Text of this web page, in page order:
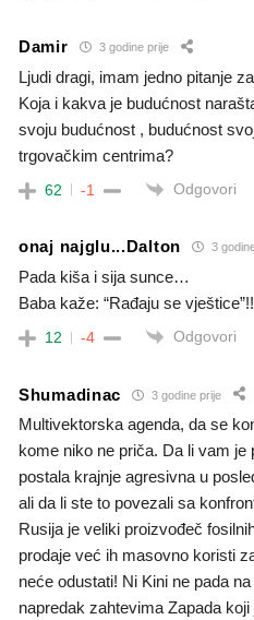
Damir 3 godine prije
Ljudi dragi, imam jedno pitanje
Koja i kakva je budućnost
svoju budućnost , budućnost
trgovačkim centrima?
62 -1 Odgovori
onaj najglu...Dalton 3
Pada kiša i sija sunce…
Baba kaže: “Rađaju se vještice”!!
12 -4 Odgovori
Shumadinac 3 godine prije
Multivektorska agenda, da se
kome niko ne priča. Da li vam je
postala krajnje agresivna u
ali da li ste to povezali sa
Rusija je veliki proizvođeč
prodaje već ih masovno koristi
neće odustati! Ni Kini ne pada
napredak zahtevima Zapada